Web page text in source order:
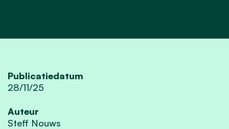
Publicatiedatum
28/11/25
Auteur
Steff Nouws